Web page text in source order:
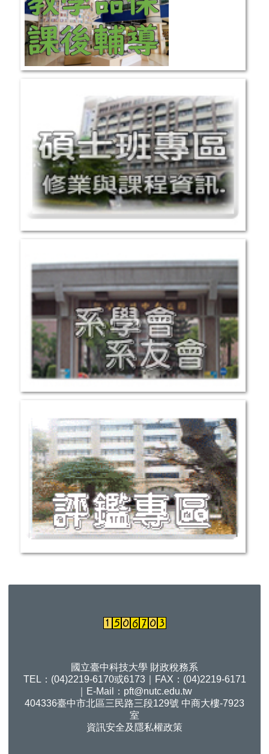
國立臺中科技大學 財政稅務系
TEL：(04)2219-6170或6173｜FAX：(04)2219-6171
｜E-Mail： pft@nutc.edu.tw
404336臺中市北區三民路三段129號 中商大樓-7923
室
資訊安全及隱私權政策